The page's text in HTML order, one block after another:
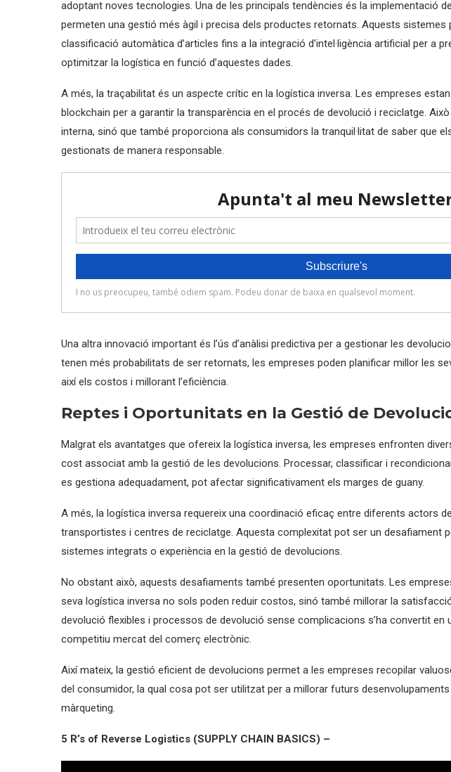
adoptant noves tecnologies. Una de les principals tendències és la implementació
permeten una gestió més àgil i precisa dels productes retornats. Aquests sistemes
classificació automàtica d’articles fins a la integració d’intel·ligència artificial per a
optimitzar la logística en funció d’aquestes dades.
A més, la traçabilitat és un aspecte crític en la logística inversa. Les empreses
blockchain per a garantir la transparència en el procés de devolució i reciclatge.
interna, sinó que també proporciona als consumidors la tranquil·litat de saber que
gestionats de manera responsable.
Una altra innovació important és l’ús d’anàlisi predictiva per a gestionar les
tenen més probabilitats de ser retornats, les empreses poden planificar millor les
així els costos i millorant l’eficiència.
Reptes i Oportunitats en la Gestió de
Malgrat els avantatges que ofereix la logística inversa, les empreses enfronten
cost associat amb la gestió de les devolucions. Processar, classificar i
es gestiona adequadament, pot afectar significativament els marges de guany.
A més, la logística inversa requereix una coordinació eficaç entre diferents actors
transportistes i centres de reciclatge. Aquesta complexitat pot ser un desafiament
sistemes integrats o experiència en la gestió de devolucions.
No obstant això, aquests desafiaments també presenten oportunitats. Les
seva logística inversa no sols poden reduir costos, sinó també millorar la
devolució flexibles i processos de devolució sense complicacions s’ha convertit en
competitiu mercat del comerç electrònic.
Així mateix, la gestió eficient de devolucions permet a les empreses recopilar
del consumidor, la qual cosa pot ser utilitzat per a millorar futurs
màrqueting.
5 R’s of Reverse Logistics (SUPPLY CHAIN BASICS) –